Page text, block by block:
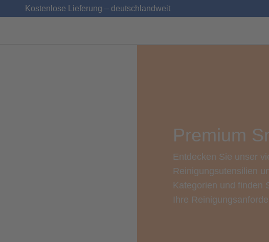
Kostenlose Lieferung – deutschlandweit
Premium
Entdecken Sie unser
Reinigungsutensilien
Kategorien und finden
Ihre